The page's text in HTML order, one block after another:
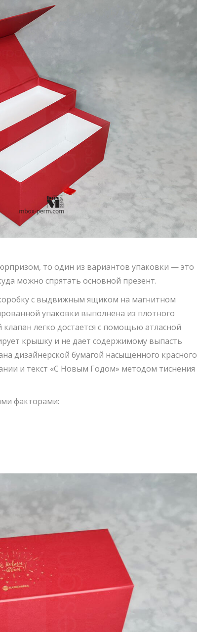
то один из вариантов упаковки — это
можно спрятать основной презент.
с выдвижным ящиком на магнитном
упаковки выполнена из плотного
легко достается с помощью атласной
крышку и не дает содержимому выпасть
дизайнерской бумагой насыщенного красного
и текст «С Новым Годом» методом тиснения
факторами: